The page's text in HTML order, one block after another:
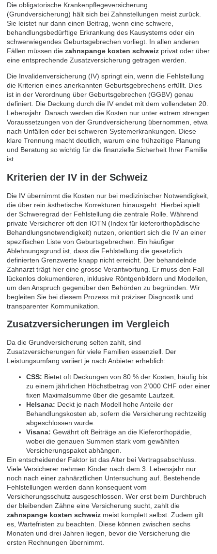
Die obligatorische Krankenpflegeversicherung
(Grundversicherung) hält sich bei Zahnstellungen meist zurück.
Sie leistet nur dann einen Beitrag, wenn eine schwere,
behandlungsbedürftige Erkrankung des Kausystems oder ein
schwerwiegendes Geburtsgebrechen vorliegt. In allen anderen
Fällen müssen die zahnspange kosten schweiz privat oder über
eine entsprechende Zusatzversicherung getragen werden.
Die Invalidenversicherung (IV) springt ein, wenn die Fehlstellung
die Kriterien eines anerkannten Geburtsgebrechens erfüllt. Dies
ist in der Verordnung über Geburtsgebrechen (GGBV) genau
definiert. Die Deckung durch die IV endet mit dem vollendeten 20.
Lebensjahr. Danach werden die Kosten nur unter extrem strengen
Voraussetzungen von der Grundversicherung übernommen, etwa
nach Unfällen oder bei schweren Systemerkrankungen. Diese
klare Trennung macht deutlich, warum eine frühzeitige Planung
und Beratung so wichtig für die finanzielle Sicherheit Ihrer Familie
ist.
Kriterien der IV in der Schweiz
Die IV übernimmt die Kosten nur bei medizinischer Notwendigkeit,
die über rein ästhetische Korrekturen hinausgeht. Hierbei spielt
der Schweregrad der Fehlstellung die zentrale Rolle. Während
private Versicherer oft den IOTN (Index für kieferorthopädische
Behandlungsnotwendigkeit) nutzen, orientiert sich die IV an einer
spezifischen Liste von Geburtsgebrechen. Ein häufiger
Ablehnungsgrund ist, dass die Fehlstellung die gesetzlich
definierten Grenzwerte knapp nicht erreicht. Der behandelnde
Zahnarzt trägt hier eine grosse Verantwortung. Er muss den Fall
lückenlos dokumentieren, inklusive Röntgenbildern und Modellen,
um den Anspruch gegenüber den Behörden zu begründen. Wir
begleiten Sie bei diesem Prozess mit präziser Diagnostik und
transparenter Kommunikation.
Zusatzversicherungen im Vergleich
Da die Grundversicherung selten zahlt, sind
Zusatzversicherungen für viele Familien essenziell. Der
Leistungsumfang variiert je nach Anbieter erheblich:
CSS: Bietet oft Deckungen von 80 % der Kosten, häufig bis
zu einem jährlichen Höchstbetrag von 2’000 CHF oder einer
fixen Maximalsumme über die gesamte Laufzeit.
Helsana: Deckt je nach Modell hohe Anteile der
Behandlungskosten ab, sofern die Versicherung rechtzeitig
abgeschlossen wurde.
Visana: Gewährt oft Beiträge an die Kieferorthopädie,
wobei die genauen Summen stark vom gewählten
Versicherungspaket abhängen.
Ein entscheidender Faktor ist das Alter bei Vertragsabschluss.
Viele Versicherer nehmen Kinder nach dem 3. Lebensjahr nur
noch nach einer zahnärztlichen Untersuchung auf. Bestehende
Fehlstellungen werden dann konsequent vom
Versicherungsschutz ausgeschlossen. Wer erst beim Durchbruch
der bleibenden Zähne eine Versicherung sucht, zahlt die
zahnspange kosten schweiz meist komplett selbst. Zudem gilt
es, Wartefristen zu beachten. Diese können zwischen sechs
Monaten und drei Jahren liegen, bevor die Versicherung die
ersten Rechnungen übernimmt.